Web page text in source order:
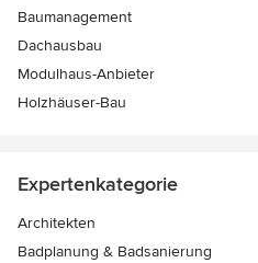
Baumanagement
Dachausbau
Modulhaus-Anbieter
Holzhäuser-Bau
Expertenkategorie
Architekten
Badplanung & Badsanierung